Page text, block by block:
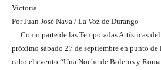
Victoria.
Por Juan José Nava / La Voz de Durango
Como parte de las Temporadas Artísticas
próximo sábado 27 de septiembre en punto de
cabo el evento “Una Noche de Boleros y